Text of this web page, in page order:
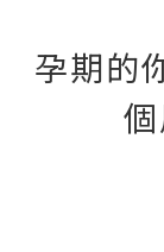
孕期的